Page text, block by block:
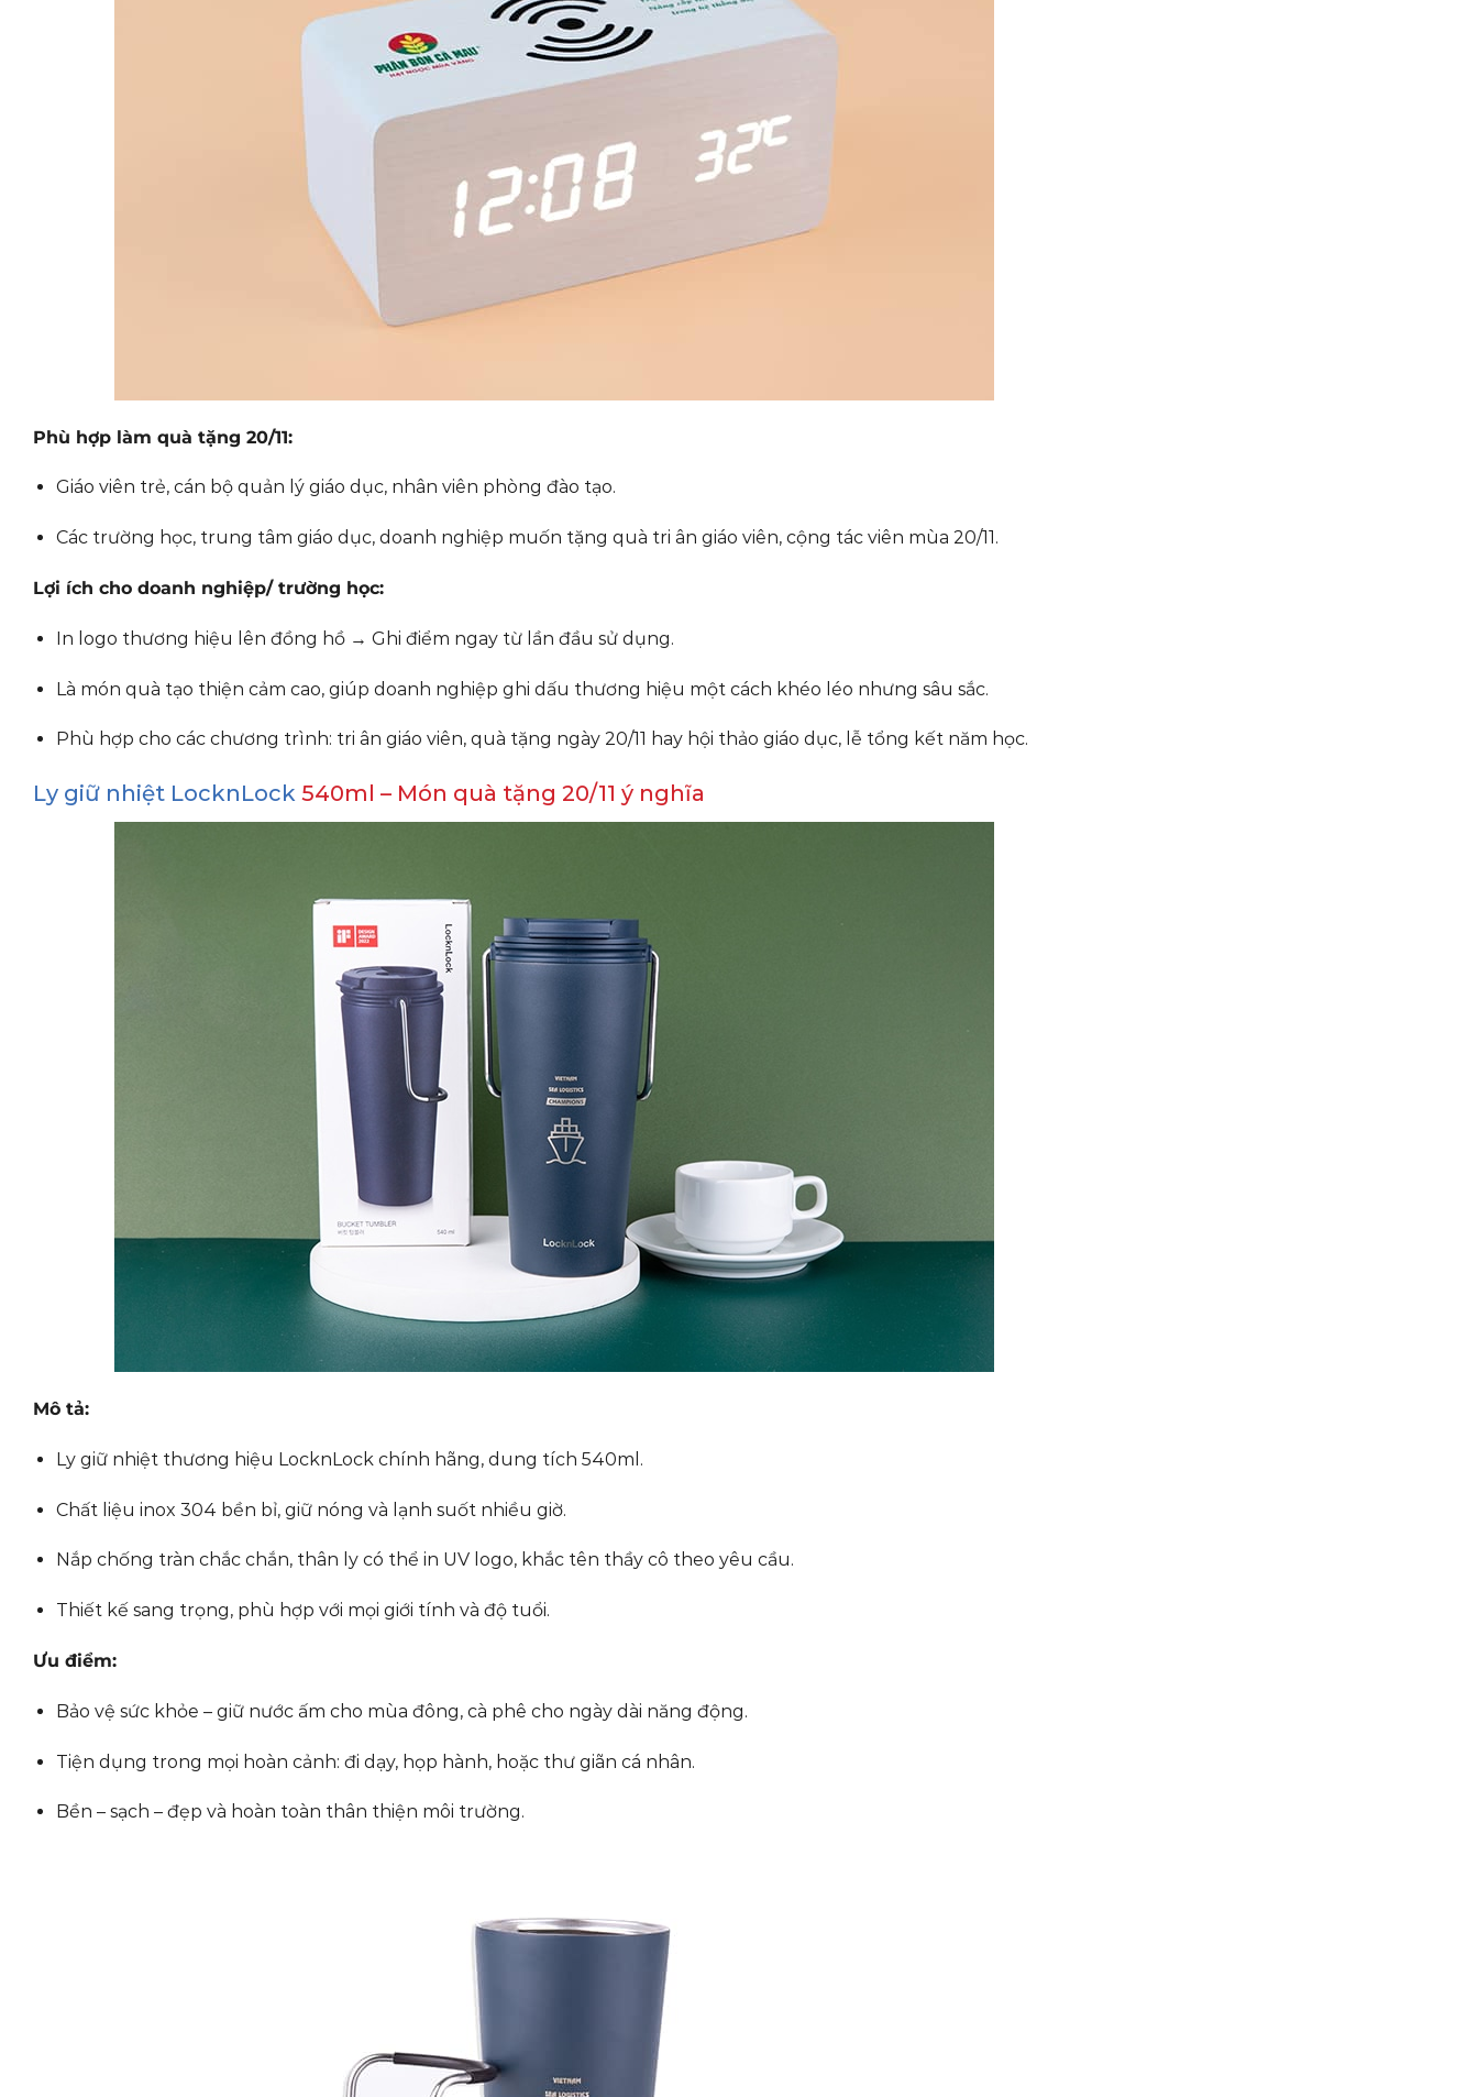
Phù hợp làm quà tặng 20/11:
Giáo viên trẻ, cán bộ quản lý giáo dục, nhân viên phòng đào tạo.
Các trường học, trung tâm giáo dục, doanh nghiệp muốn tặng quà tri ân giáo viên, cộng tác viên mùa 20/11.
Lợi ích cho doanh nghiệp/ trường học:
In logo thương hiệu lên đồng hồ → Ghi điểm ngay từ lần đầu sử dụng.
Là món quà tạo thiện cảm cao, giúp doanh nghiệp ghi dấu thương hiệu một cách khéo léo nhưng sâu sắc.
Phù hợp cho các chương trình: tri ân giáo viên, quà tặng ngày 20/11 hay hội thảo giáo dục, lễ tổng kết năm học.
Ly giữ nhiệt LocknLock 540ml – Món quà tặng 20/11 ý nghĩa
Mô tả:
Ly giữ nhiệt thương hiệu LocknLock chính hãng, dung tích 540ml.
Chất liệu inox 304 bền bỉ, giữ nóng và lạnh suốt nhiều giờ.
Nắp chống tràn chắc chắn, thân ly có thể in UV logo, khắc tên thầy cô theo yêu cầu.
Thiết kế sang trọng, phù hợp với mọi giới tính và độ tuổi.
Ưu điểm:
Bảo vệ sức khỏe – giữ nước ấm cho mùa đông, cà phê cho ngày dài năng động.
Tiện dụng trong mọi hoàn cảnh: đi dạy, họp hành, hoặc thư giãn cá nhân.
Bền – sạch – đẹp và hoàn toàn thân thiện môi trường.